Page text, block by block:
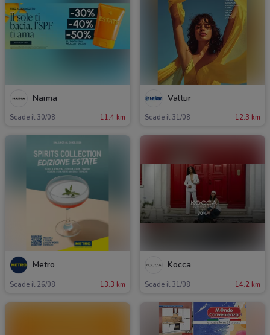
Naïma
Scade il 30/08 11.4 km
Valtur
Scade il 31/08 12.3 km
Metro
Scade il 26/08 13.3 km
Kocca
Scade il 31/08 14.2 km